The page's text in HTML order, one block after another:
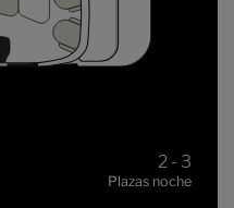
2 - 3
Plazas noche